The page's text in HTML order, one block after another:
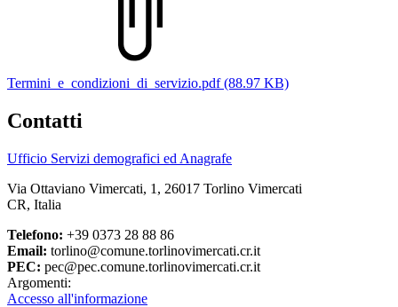
Termini_e_condizioni_di_servizio.pdf (88.97 KB)
Contatti
Ufficio Servizi demografici ed Anagrafe
Via Ottaviano Vimercati, 1, 26017 Torlino Vimercati
CR, Italia
Telefono: +39 0373 28 88 86
Email: torlino@comune.torlinovimercati.cr.it
PEC: pec@pec.comune.torlinovimercati.cr.it
Argomenti:
Accesso all'informazione